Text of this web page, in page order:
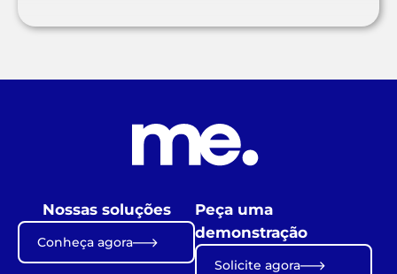
Nossas soluções
Conheça agora
Peça uma
demonstração
Solicite agora